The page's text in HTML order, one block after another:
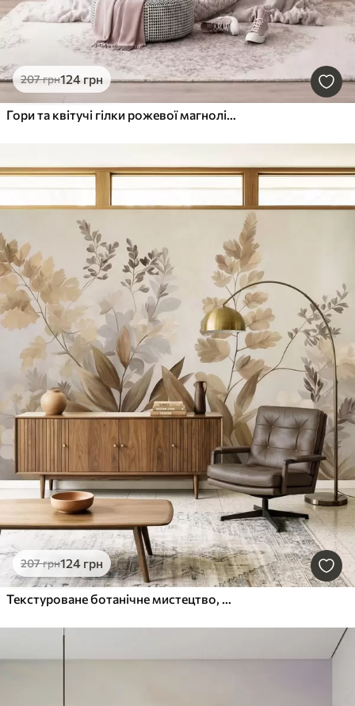
207грн124 грн
Гори та квітучі гілки рожевої магнолії, рельєфний пейзаж
207грн124 грн
Текстуроване ботанічне мистецтво, різноманітні рослини та листя у відтінках коричневого та бежевого